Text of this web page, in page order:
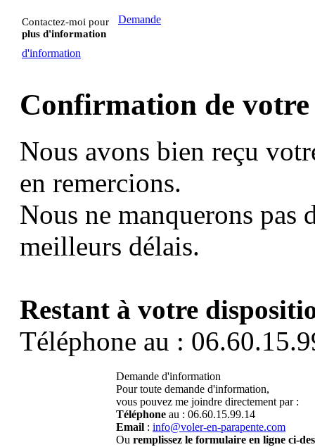
Contactez-moi pour
plus d'information
Demande
d'information
Confirmation de votre
Nous avons bien reçu
en remercions.
Nous ne manquerons pas
meilleurs délais.
Restant à votre
Téléphone au :
Demande d'information
Pour toute demande d'information,
vous pouvez me joindre directement par :
Téléphone au : 06.60.15.99.14
Email : info@voler-en-parapente.com
Ou remplissez le formulaire en ligne ci-